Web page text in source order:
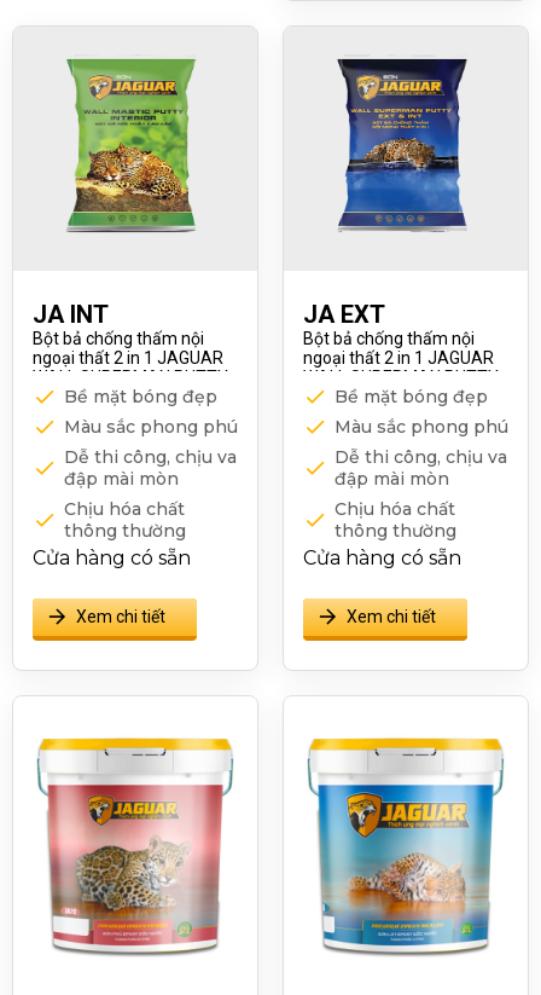
Ổn định bề mặt:
Giảm hiện tượng
rộp khí, bong tróc,
đặc biệt trên nền
bê tông, vữa xi
măng.
Thi công linh hoạt:
Dễ dàng áp dụng
Ứng dụng đa dạng:
Sử dụng cho nhiều
loại công trình, từ
dân dụng đến công
nghiệp
JA INT
Bột bả chống thấm nội
ngoại thất 2 in 1 JAGUAR
WALL SUPERMAN PUTTY
EXT & INT
Bề mặt bóng đẹp
Màu sắc phong phú
Dễ thi công, chịu va
đập mài mòn
Chịu hóa chất
thông thường
Cửa hàng có sẵn
Xem chi tiết
JA EXT
Bột bả chống thấm nội
ngoại thất 2 in 1 JAGUAR
WALL SUPERMAN PUTTY
EXT & INT
Bề mặt bóng đẹp
Màu sắc phong phú
Dễ thi công, chịu va
đập mài mòn
Chịu hóa chất
thông thường
Cửa hàng có sẵn
Xem chi tiết